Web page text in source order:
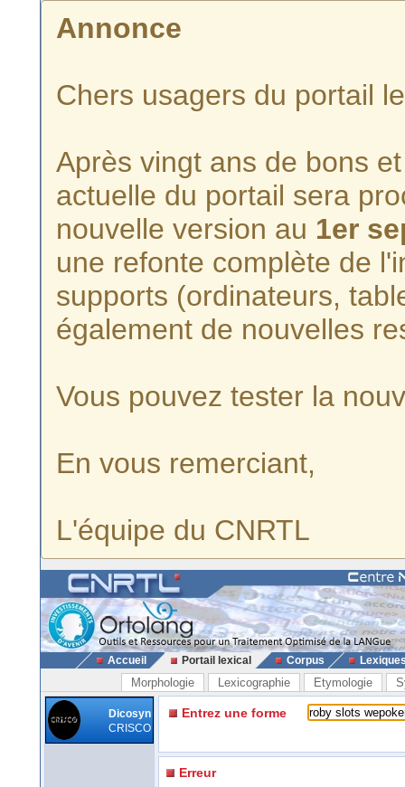
Annonce
Chers usagers du portail
Après vingt ans de bons
actuelle du portail sera
nouvelle version au 1er
une refonte complète de
supports (ordinateurs,
également de nouvelles
Vous pouvez tester la
En vous remerciant,
L'équipe du CNRTL
Accueil Portail lexical Corpus
Morphologie Lexicographie Etymologie
Dicosyn
CRISCO
Entrez une forme
Erreur